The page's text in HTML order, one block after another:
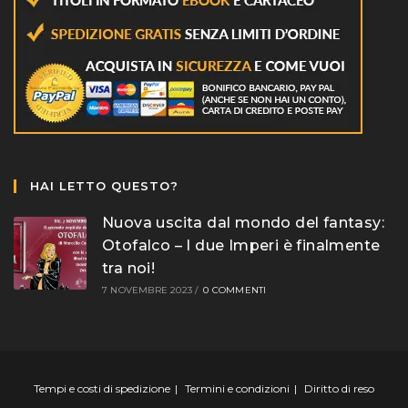
HAI LETTO QUESTO?
Nuova uscita dal mondo del fantasy:
Otofalco – I due Imperi è finalmente
tra noi!
7 NOVEMBRE 2023 / 0 COMMENTI
Tempi e costi di spedizione Termini e condizioni Diritto di reso